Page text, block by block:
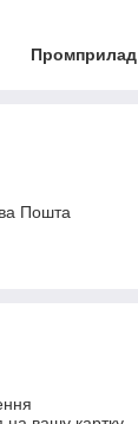
Промприлад
Пошта